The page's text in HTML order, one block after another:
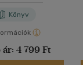
Könyv
ár: 4 799 Ft